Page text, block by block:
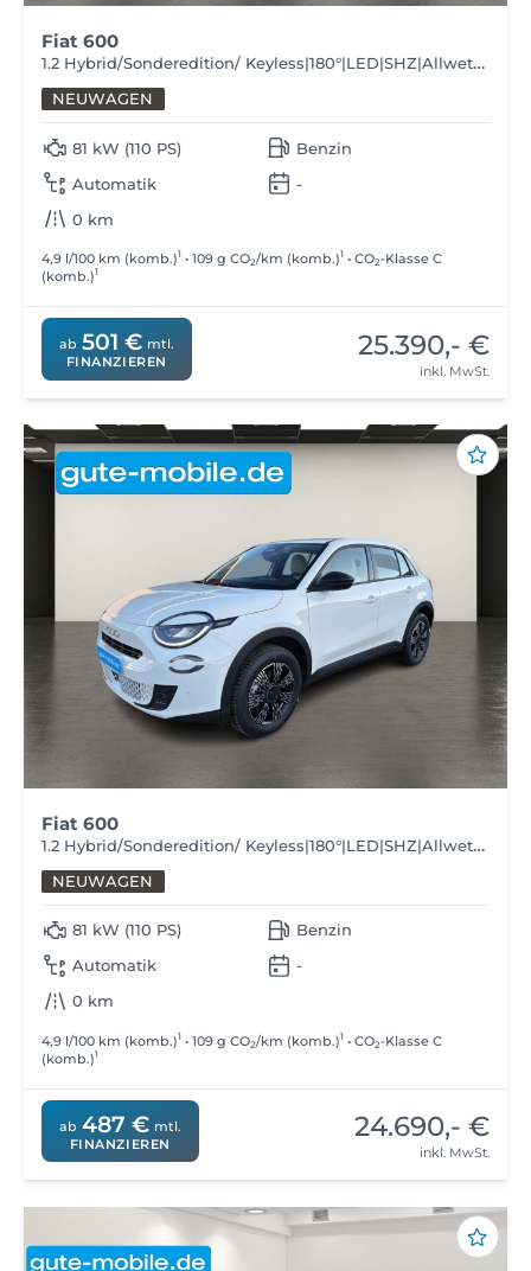
Fiat 600
1.2 Hybrid/Sonderedition/ Keyless|180°|LED|SHZ|Allwetter
NEUWAGEN
81 kW (110 PS)
Automatik
0 km
Benzin
-
4,9 l/100 km (komb.)1 • 109 g CO2/km (komb.)1 • CO2-Klasse C
(komb.)1
ab 501 € mtl.
FINANZIEREN
25.390,- €
inkl. MwSt.
Fiat 600
1.2 Hybrid/Sonderedition/ Keyless|180°|LED|SHZ|Allwetter
NEUWAGEN
81 kW (110 PS)
Automatik
0 km
Benzin
-
4,9 l/100 km (komb.)1 • 109 g CO2/km (komb.)1 • CO2-Klasse C
(komb.)1
ab 487 € mtl.
FINANZIEREN
24.690,- €
inkl. MwSt.